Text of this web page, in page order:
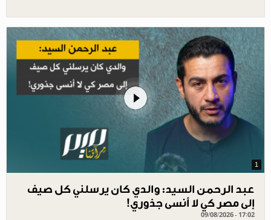
1
عبد الرحمن السيد: والدي كان يرسلني كل صيف
إلى مصر كي لا أنسى جذوري!
09/08/2026 - 17:02